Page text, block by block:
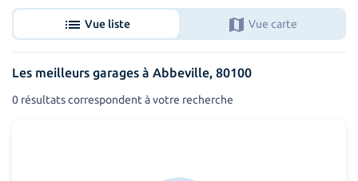
list Vue liste map Vue carte
Les meilleurs garages à Abbeville, 80100
0 résultats correspondent à votre recherche